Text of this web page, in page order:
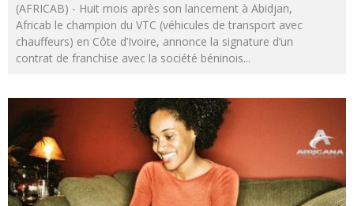
(AFRICAB) - Huit mois après son lancement à Abidjan,
Africab le champion du VTC (véhicules de transport avec
chauffeurs) en Côte d’Ivoire, annonce la signature d’un
contrat de franchise avec la société béninois...